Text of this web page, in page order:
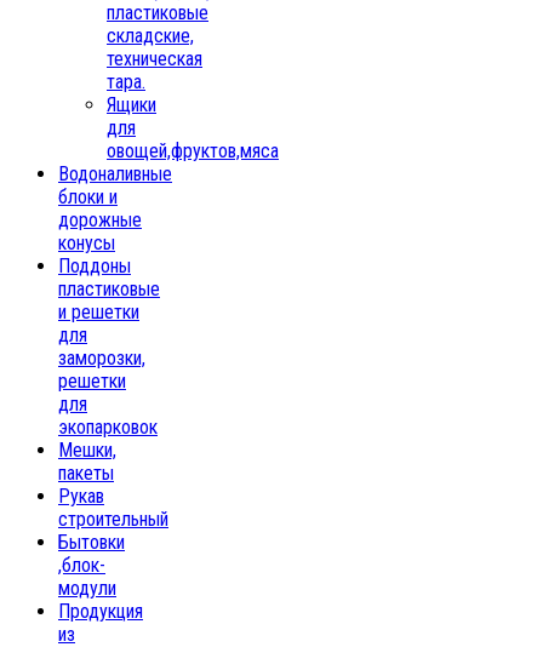
пластиковые
складские,
техническая
тара.
Ящики
для
овощей,фруктов,мяса
Водоналивные
блоки и
дорожные
конусы
Поддоны
пластиковые
и решетки
для
заморозки,
решетки
для
экопарковок
Мешки,
пакеты
Рукав
строительный
Бытовки
,блок-
модули
Продукция
из